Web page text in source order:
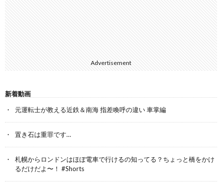
Advertisement
新着動画
元運転士が教える近鉄＆南海 指差喚呼の違い 車掌編
置き石は重罪です…
札幌からロンドンはほぼ電車で行けるの知ってる？ちょっと橋をかけ
るだけだよ〜！ #Shorts